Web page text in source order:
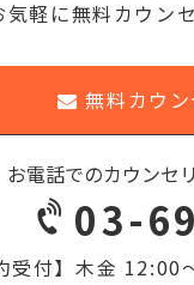
気軽に無料カウン
無料カウ
お電話でのカウンセ
03-
受付】 木金 12:00